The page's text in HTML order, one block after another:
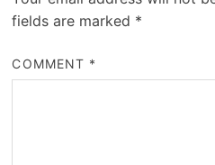
fields are marked *
COMMENT *